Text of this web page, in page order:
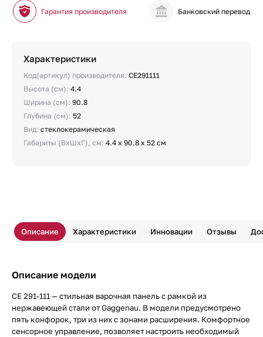
Гарантия производителя Банковский перевод
Характеристики
Код(артикул) производителя: CE291111
Высота (см): 4.4
Ширина (см): 90.8
Глубина (см): 52
Вид: стеклокерамическая
Габариты (ВхШхГ), см: 4.4 х 90.8 х 52 см
Описание Характеристики Инновации Отзывы
Описание модели
CE 291-111 — стильная варочная панель с рамкой из
нержавеющей стали от Gaggenau. В модели предусмотрено
пять конфорок, три из них с зонами расширения. Комфортное
сенсорное управление, позволяет настроить необходимый